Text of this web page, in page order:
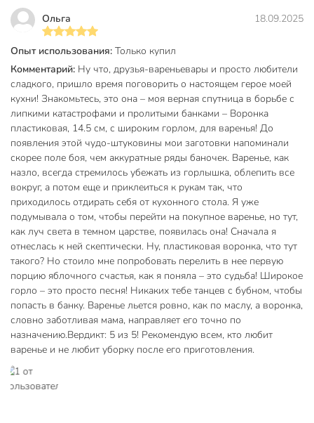
Ольга 18.09.2025
Опыт использования: Только купил
Комментарий: Ну что, друзья-вареньевары и просто любители
сладкого, пришло время поговорить о настоящем герое моей
кухни! Знакомьтесь, это она – моя верная спутница в борьбе с
липкими катастрофами и пролитыми банками – Воронка
пластиковая, 14.5 см, с широким горлом, для варенья! До
появления этой чудо-штуковины мои заготовки напоминали
скорее поле боя, чем аккуратные ряды баночек. Варенье, как
назло, всегда стремилось убежать из горлышка, облепить все
вокруг, а потом еще и приклеиться к рукам так, что
приходилось отдирать себя от кухонного стола. Я уже
подумывала о том, чтобы перейти на покупное варенье, но тут,
как луч света в темном царстве, появилась она! Сначала я
отнеслась к ней скептически. Ну, пластиковая воронка, что тут
такого? Но стоило мне попробовать перелить в нее первую
порцию яблочного счастья, как я поняла – это судьба! Широкое
горло – это просто песня! Никаких тебе танцев с бубном, чтобы
попасть в банку. Варенье льется ровно, как по маслу, а воронка,
словно заботливая мама, направляет его точно по
назначению.Вердикт: 5 из 5! Рекомендую всем, кто любит
варенье и не любит уборку после его приготовления.